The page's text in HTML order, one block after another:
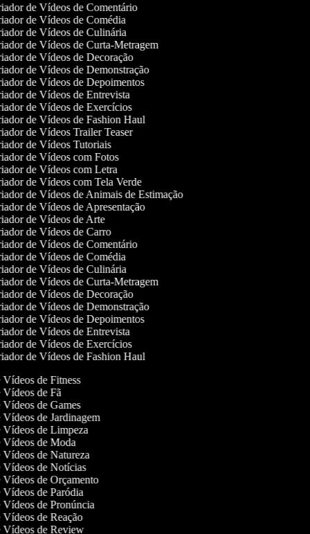
de Vídeos de Comentário
de Vídeos de Comédia
de Vídeos de Culinária
de Vídeos de Curta-Metragem
de Vídeos de Decoração
de Vídeos de Demonstração
de Vídeos de Depoimentos
de Vídeos de Entrevista
de Vídeos de Exercícios
de Vídeos de Fashion Haul
de Vídeos Trailer Teaser
de Vídeos Tutoriais
de Vídeos com Fotos
de Vídeos com Letra
de Vídeos com Tela Verde
de Vídeos de Animais de Estimação
de Vídeos de Apresentação
de Vídeos de Arte
de Vídeos de Carro
de Vídeos de Comentário
de Vídeos de Comédia
de Vídeos de Culinária
de Vídeos de Curta-Metragem
de Vídeos de Decoração
de Vídeos de Demonstração
de Vídeos de Depoimentos
de Vídeos de Entrevista
de Vídeos de Exercícios
de Vídeos de Fashion Haul
Vídeos de Fitness
Vídeos de Fã
Vídeos de Games
Vídeos de Jardinagem
Vídeos de Limpeza
Vídeos de Moda
Vídeos de Natureza
Vídeos de Notícias
Vídeos de Orçamento
Vídeos de Paródia
Vídeos de Pronúncia
Vídeos de Reação
Vídeos de Review